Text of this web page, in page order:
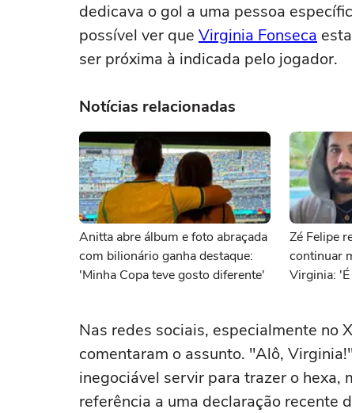
dedicava o gol a uma pessoa
possível ver que Virginia Fonseca
ser próxima à indicada pelo jogador.
Notícias relacionadas
Anitta abre álbum e foto abraçada
com bilionário ganha destaque:
'Minha Copa teve gosto diferente'
Zé Felipe
continuar
Virginia:
Nas redes sociais, especialmente no
comentaram o assunto. "Alô,
inegociável servir para trazer o hexa,
referência a uma declaração recente